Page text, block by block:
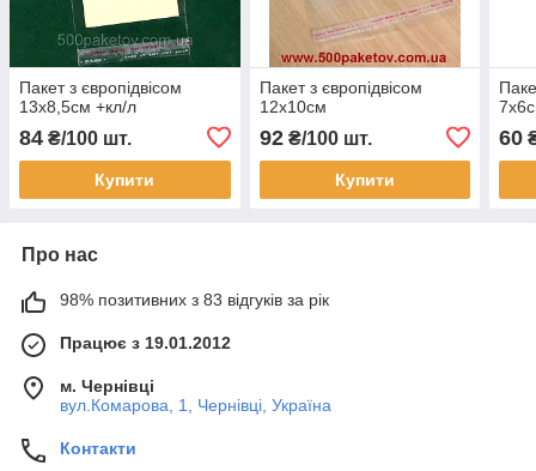
Пакет з європідвісом
13х8,5см +кл/л
84 ₴/100 шт.
Купити
Пакет з європідвісом
12х10см
92₴/100 шт.
Купити
60
Про нас
98% позитивних з 83 відгуків за рік
Працює з 19.01.2012
м. Чернівці
вул.Комарова, 1, Чернівці, Україна
Контакти